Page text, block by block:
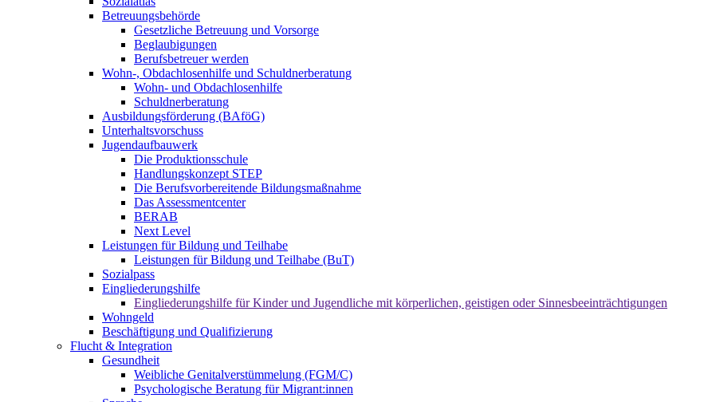
Betreuungsbehörde
Gesetzliche Betreuung und Vorsorge
Beglaubigungen
Berufsbetreuer werden
Wohn-, Obdachlosenhilfe und Schuldnerberatung
Wohn- und Obdachlosenhilfe
Schuldnerberatung
Ausbildungsförderung (BAföG)
Unterhaltsvorschuss
Jugendaufbauwerk
Die Produktionsschule
Handlungskonzept STEP
Die Berufsvorbereitende Bildungsmaßnahme
Das Assessmentcenter
BERAB
Next Level
Leistungen für Bildung und Teilhabe
Leistungen für Bildung und Teilhabe (BuT)
Sozialpass
Eingliederungshilfe
Eingliederungshilfe für Kinder und Jugendliche mit körperlichen, geistigen oder Sinnesbeeinträchtigungen
Wohngeld
Beschäftigung und Qualifizierung
Flucht & Integration
Gesundheit
Weibliche Genitalverstümmelung (FGM/C)
Psychologische Beratung für Migrant:innen